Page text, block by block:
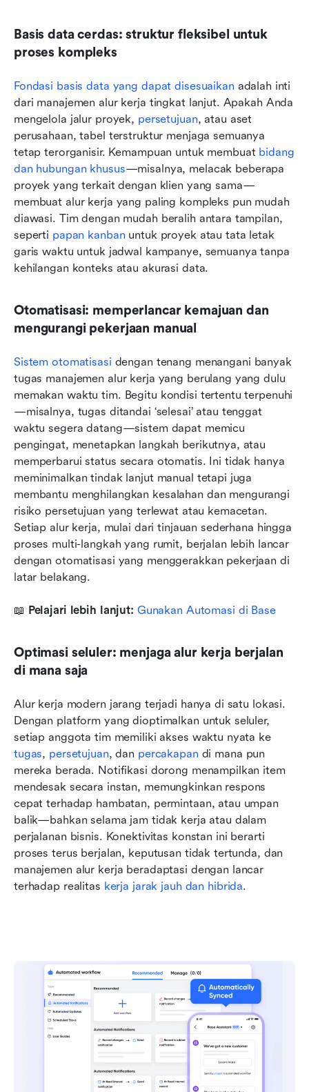
Basis data cerdas: struktur fleksibel untuk
proses kompleks
Fondasi basis data yang dapat disesuaikan adalah inti
dari manajemen alur kerja tingkat lanjut. Apakah Anda
mengelola jalur proyek, persetujuan, atau aset
perusahaan, tabel terstruktur menjaga semuanya
tetap terorganisir. Kemampuan untuk membuat bidang
dan hubungan khusus—misalnya, melacak beberapa
proyek yang terkait dengan klien yang sama—
membuat alur kerja yang paling kompleks pun mudah
diawasi. Tim dengan mudah beralih antara tampilan,
seperti papan kanban untuk proyek atau tata letak
garis waktu untuk jadwal kampanye, semuanya tanpa
kehilangan konteks atau akurasi data.
Otomatisasi: memperlancar kemajuan dan
mengurangi pekerjaan manual
Sistem otomatisasi dengan tenang menangani banyak
tugas manajemen alur kerja yang berulang yang dulu
memakan waktu tim. Begitu kondisi tertentu terpenuhi
—misalnya, tugas ditandai ‘selesai’ atau tenggat
waktu segera datang—sistem dapat memicu
pengingat, menetapkan langkah berikutnya, atau
memperbarui status secara otomatis. Ini tidak hanya
meminimalkan tindak lanjut manual tetapi juga
membantu menghilangkan kesalahan dan mengurangi
risiko persetujuan yang terlewat atau kemacetan.
Setiap alur kerja, mulai dari tinjauan sederhana hingga
proses multi-langkah yang rumit, berjalan lebih lancar
dengan otomatisasi yang menggerakkan pekerjaan di
latar belakang.
📖 Pelajari lebih lanjut: Gunakan Automasi di Base
Optimasi seluler: menjaga alur kerja berjalan
di mana saja
Alur kerja modern jarang terjadi hanya di satu lokasi.
Dengan platform yang dioptimalkan untuk seluler,
setiap anggota tim memiliki akses waktu nyata ke
tugas, persetujuan, dan percakapan di mana pun
mereka berada. Notifikasi dorong menampilkan item
mendesak secara instan, memungkinkan respons
cepat terhadap hambatan, permintaan, atau umpan
balik—bahkan selama jam tidak kerja atau dalam
perjalanan bisnis. Konektivitas konstan ini berarti
proses terus berjalan, keputusan tidak tertunda, dan
manajemen alur kerja beradaptasi dengan lancar
terhadap realitas kerja jarak jauh dan hibrida.